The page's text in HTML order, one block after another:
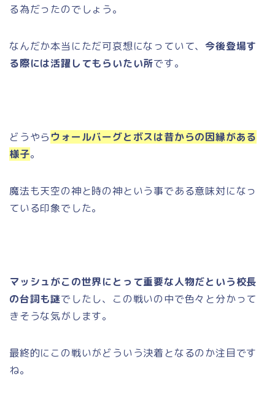
る為だったのでしょう。
なんだか本当にただ可哀想になっていて、 今後登場す
る際には活躍してもらいたい所です。
どうやら ウォールバーグとボスは昔からの因縁がある
様子。
魔法も天空の神と時の神という事である意味対になっ
ている印象でした。
マッシュがこの世界にとって重要な人物だという校長
の台詞も謎でしたし、この戦いの中で色々と分かって
きそうな気がします。
最終的にこの戦いがどういう決着となるのか注目です
ね。